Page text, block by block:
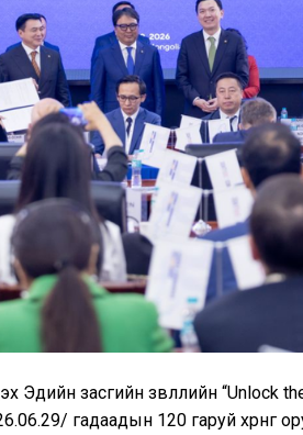
Эдийн засгийн зөвлөлийн “Unlock
гадаадын 120 гаруй хөрөнгө